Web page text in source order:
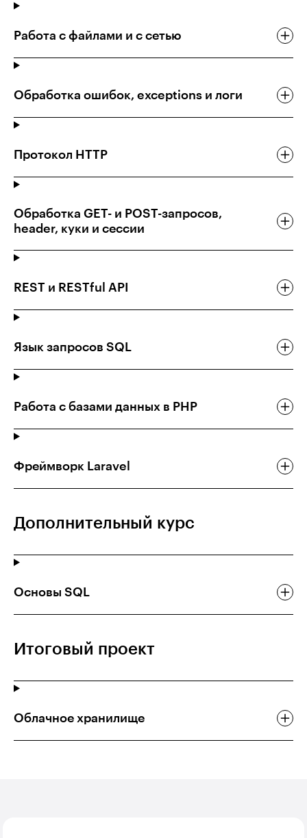
Работа с файлами и с сетью
Обработка ошибок, exceptions и логи
Протокол HTTP
Обработка GET- и POST-запросов,
header, куки и сессии
REST и RESTful API
Язык запросов SQL
Работа с базами данных в PHP
Фреймворк Laravel
Дополнительный курс
Основы SQL
Итоговый проект
Облачное хранилище